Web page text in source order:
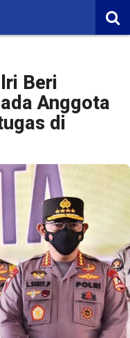
Beri
Anggota
di